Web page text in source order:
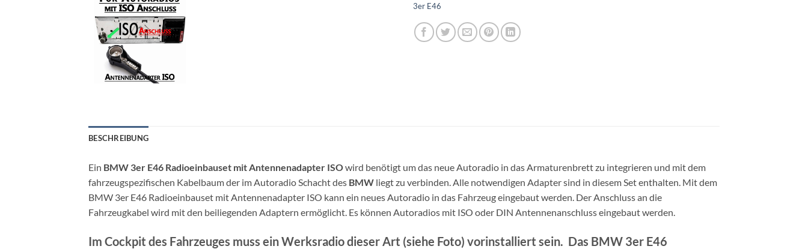
3er E46
BESCHREIBUNG
Ein BMW 3er E46 Radioeinbauset mit Antennenadapter ISOwird benötigt um das neue Autoradio in das Armaturenbrett zu integrieren und mit dem
fahrzeugspezifischen Kabelbaum der im Autoradio Schacht des BMW liegt zu verbinden. Alle notwendigen Adapter sind in diesem Set enthalten. Mit dem
BMW 3er E46 Radioeinbauset mit Antennenadapter ISO kann ein neues Autoradio in das Fahrzeug eingebaut werden. Der Anschluss an die
Fahrzeugkabel wird mit den beiliegenden Adaptern ermöglicht. Es können Autoradios mit ISO oder DIN Antennenanschluss eingebaut werden.
Im Cockpit des Fahrzeuges muss ein Werksradio dieser Art (siehe Foto) vorinstalliert sein. Das BMW 3er E46